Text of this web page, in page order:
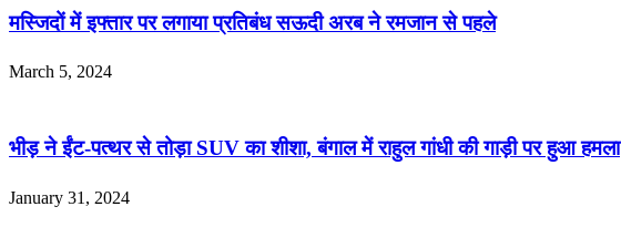
मस्जिदों में इफ्तार पर लगाया प्रतिबंध सऊदी अरब ने रमजान से पहले
March 5, 2024
भीड़ ने ईंट-पत्थर से तोड़ा SUV का शीशा, बंगाल में राहुल गांधी की गाड़ी पर हुआ हमला
January 31, 2024